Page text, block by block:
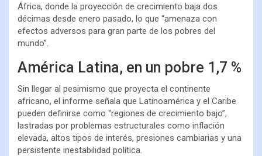
África, donde la proyección de crecimiento baja dos
décimas desde enero pasado, lo que “amenaza con
efectos adversos para gran parte de los pobres del
mundo”.
América Latina, en un pobre 1,7 %
Sin llegar al pesimismo que proyecta el continente
africano, el informe señala que Latinoamérica y el Caribe
pueden definirse como “regiones de crecimiento bajo”,
lastradas por problemas estructurales como inflación
elevada, altos tipos de interés, presiones cambiarias y una
persistente inestabilidad política.